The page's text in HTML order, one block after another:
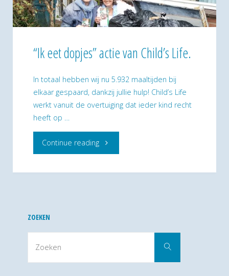
“Ik eet dopjes” actie van Child’s Life.
In totaal hebben wij nu 5.932 maaltijden bij
elkaar gespaard, dankzij jullie hulp! Child’s Life
werkt vanuit de overtuiging dat ieder kind recht
heeft op …
Continue reading"“Ik
ZOEKEN
Zoeken